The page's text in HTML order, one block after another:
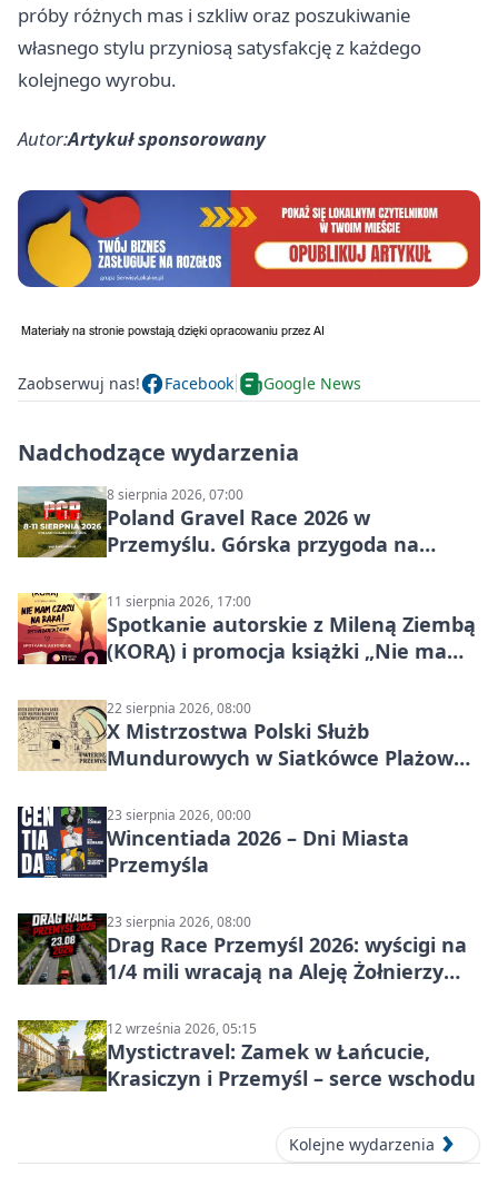
próby różnych mas i szkliw oraz poszukiwanie
własnego stylu przyniosą satysfakcję z każdego
kolejnego wyrobu.
Autor:Artykuł sponsorowany
Zaobserwuj nas! Facebook Google News
Nadchodzące wydarzenia
8 sierpnia 2026, 07:00
Poland Gravel Race 2026 w
Przemyślu. Górska przygoda na
11 sierpnia 2026, 17:00
Spotkanie autorskie z Mileną Ziembą
(KORĄ) i promocja książki „Nie mam
22 sierpnia 2026, 08:00
X Mistrzostwa Polski Służb
Mundurowych w Siatkówce Plażowej
23 sierpnia 2026, 00:00
Wincentiada 2026 – Dni Miasta
Przemyśla
23 sierpnia 2026, 08:00
Drag Race Przemyśl 2026: wyścigi na
1/4 mili wracają na Aleję Żołnierzy
12 września 2026, 05:15
Mystictravel: Zamek w Łańcucie,
Krasiczyn i Przemyśl – serce wschodu
Kolejne wydarzenia